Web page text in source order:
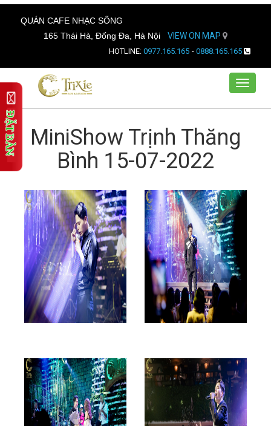
QUÁN CAFE NHẠC SỐNG
165 Thái Hà, Đống Đa, Hà Nội
VIEW ON MAP
HOTLINE: 0977.165.165 - 0888.165.165
Toggle
MiniShow Trịnh Thăng
Bình 15-07-2022